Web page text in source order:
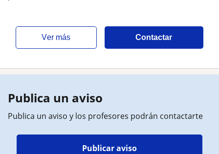
ver más Contactar
Publica un aviso
Publica un aviso y los profesores podrán contactarte
Publicar aviso